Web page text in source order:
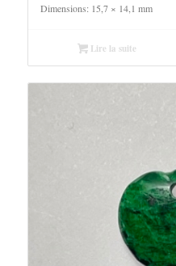
Dimensions: 15,7 × 14,1 mm
Lire la suite